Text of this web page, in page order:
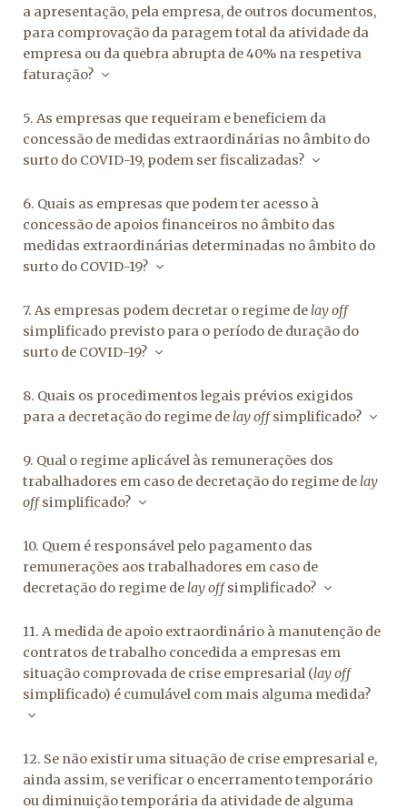
a apresentação, pela empresa, de outros documentos,
para comprovação da paragem total da atividade da
empresa ou da quebra abrupta de 40% na respetiva
faturação?
5. As empresas que requeiram e beneficiem da
concessão de medidas extraordinárias no âmbito do
surto do COVID-19, podem ser fiscalizadas?
6. Quais as empresas que podem ter acesso à
concessão de apoios financeiros no âmbito das
medidas extraordinárias determinadas no âmbito do
surto do COVID-19?
7. As empresas podem decretar o regime delay off
simplificado previsto para o período de duração do
surto de COVID-19?
8. Quais os procedimentos legais prévios exigidos
para a decretação do regime delay offsimplificado?
9. Qual o regime aplicável às remunerações dos
trabalhadores em caso de decretação do regime delay
offsimplificado?
10. Quem é responsável pelo pagamento das
remunerações aos trabalhadores em caso de
decretação do regime delay offsimplificado?
11. A medida de apoio extraordinário à manutenção de
contratos de trabalho concedida a empresas em
situação comprovada de crise empresarial (lay off
simplificado) é cumulável com mais alguma medida?
12. Se não existir uma situação de crise empresarial e,
ainda assim, se verificar o encerramento temporário
ou diminuição temporária da atividade de alguma